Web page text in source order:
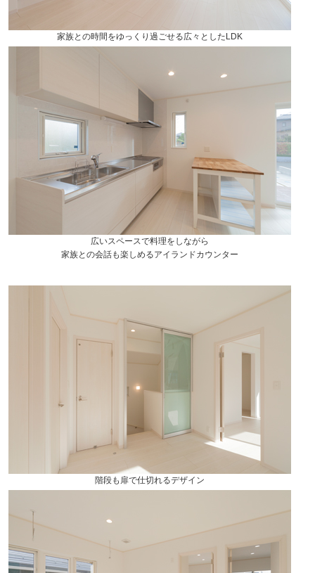
家族との時間をゆっくり過ごせる広々としたLDK
広いスペースで料理をしながら
家族との会話も楽しめるアイランドカウンター
階段も扉で仕切れるデザイン